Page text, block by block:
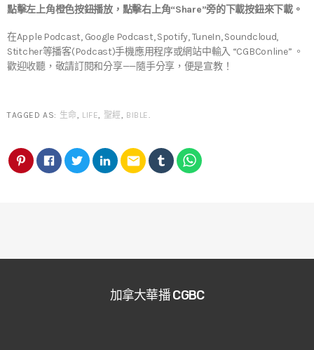
點擊左上角橙色按鈕播放，點擊右上角“Share”旁的下載按鈕來下載。
在Apple Podcast, Google Podcast, Spotify, TuneIn, Soundcloud,
Stitcher等播客(Podcast)手機應用程序或網站中輸入 “CGBConline” 。
歡迎收聽，敬請訂閱和分享——隨手分享，便是宣教！
TAGGED AS: 生命, LIFE, 聖經, BIBLE.
email
加拿大華播 CGBC